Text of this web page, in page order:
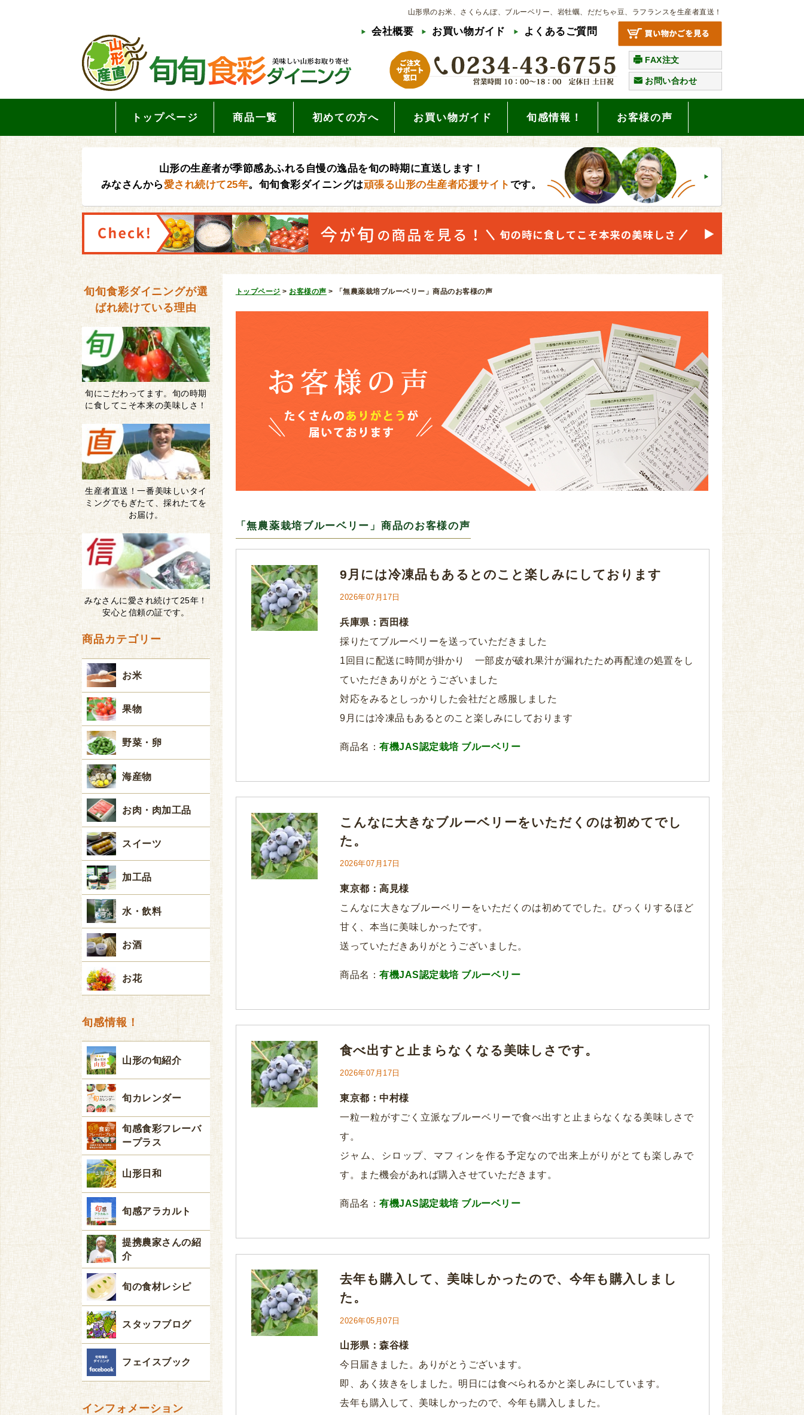
山形県のお米、さくらんぼ、ブルーベリー、岩牡蠣、だだちゃ豆、ラフランスを生産者直送！
会社概要 お買い物ガイド よくあるご質問
FAX注文
お問い合わせ
トップページ 商品一覧 初めての方へ お買い物ガイド 旬感情報！ お客様の声
山形の生産者が季節感あふれる自慢の逸品を旬の時期に直送します！
みなさんから愛され続けて25年。旬旬食彩ダイニングは頑張る山形の生産者応援サイト です。
トップページ > お客様の声 > 「無農薬栽培ブルーベリー」商品のお客様の声
「無農薬栽培ブルーベリー」商品のお客様の声
9月には冷凍品もあるとのこと楽しみにしております
2026年07月17日
兵庫県：西田様
採りたてブルーベリーを送っていただきました
1回目に配送に時間が掛かり 一部皮が破れ果汁が漏れたため再配達の処置をし
ていただきありがとうございました
対応をみるとしっかりした会社だと感服しました
9月には冷凍品もあるとのこと楽しみにしております
商品名：有機JAS認定栽培 ブルーベリー
こんなに大きなブルーベリーをいただくのは初めてでし
た。
2026年07月17日
東京都：高見様
こんなに大きなブルーベリーをいただくのは初めてでした。びっくりするほど
甘く、本当に美味しかったです。
送っていただきありがとうございました。
商品名：有機JAS認定栽培 ブルーベリー
食べ出すと止まらなくなる美味しさです。
2026年07月17日
東京都：中村様
一粒一粒がすごく立派なブルーベリーで食べ出すと止まらなくなる美味しさで
す。
ジャム、シロップ、マフィンを作る予定なので出来上がりがとても楽しみで
す。また機会があれば購入させていただきます。
商品名：有機JAS認定栽培 ブルーベリー
去年も購入して、美味しかったので、今年も購入しまし
た。
2026年05月07日
山形県：森谷様
今日届きました。ありがとうございます。
即、あく抜きをしました。明日には食べられるかと楽しみにしています。
去年も購入して、美味しかったので、今年も購入しました。
旬旬食彩ダイニングが選
ばれ続けている理由
旬にこだわってます。旬の時期
に食してこそ本来の美味しさ！
生産者直送！一番美味しいタイ
ミングでもぎたて、採れたてを
お届け。
みなさんに愛され続けて25年！
安心と信頼の証です。
商品カテゴリー
お米
果物
野菜・卵
海産物
お肉・肉加工品
スイーツ
加工品
水・飲料
お酒
お花
旬感情報！
山形の旬紹介
旬カレンダー
旬感食彩フレーバ
ープラス
山形日和
旬感アラカルト
提携農家さんの紹
介
旬の食材レシピ
スタッフブログ
フェイスブック
インフォメーション